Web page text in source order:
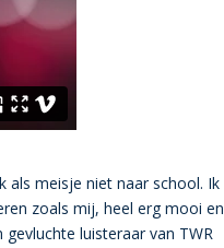
als meisje niet naar school. Ik
zoals mij, heel erg mooi en
luisteraar van TWR